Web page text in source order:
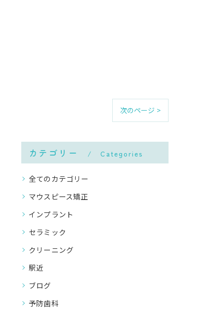
次のページ >
カテゴリー Categories
全てのカテゴリー
マウスピース矯正
インプラント
セラミック
クリーニング
駅近
ブログ
予防歯科